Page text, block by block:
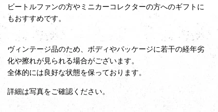
ビートルファンの方やミニカーコレクターの方へのギフトに
もおすすめです。
ヴィンテージ品のため、ボディやパッケージに若干の経年劣
化や擦れが見られる場合がございます。
全体的には良好な状態を保っております。
詳細は写真をご確認ください。